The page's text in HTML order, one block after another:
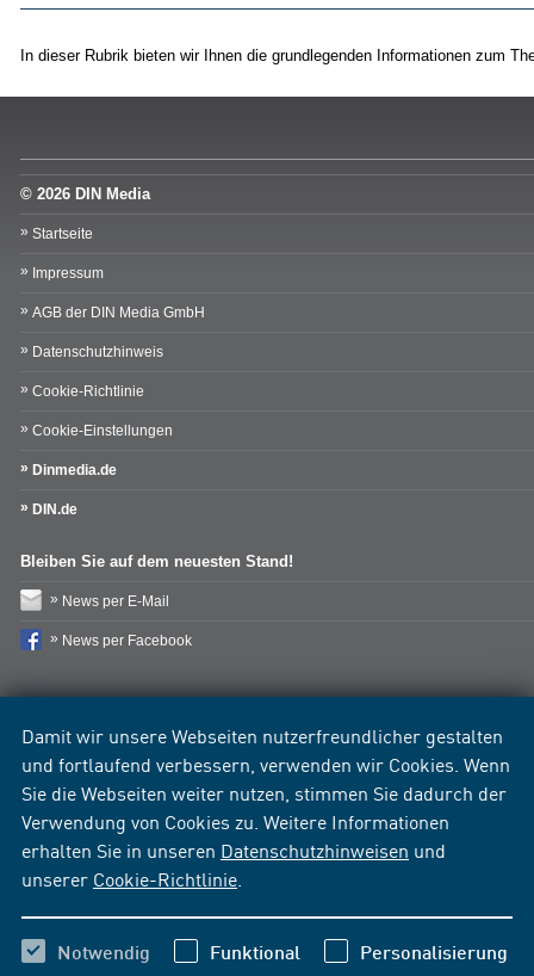
Damit wir unsere Webseiten nutzerfreundlicher gestalten
und fortlaufend verbessern, verwenden wir Cookies. Wenn
Sie die Webseiten weiter nutzen, stimmen Sie dadurch der
Verwendung von Cookies zu. Weitere Informationen
erhalten Sie in unseren Datenschutzhinweisen und
unserer Cookie-Richtlinie
Notwendig Funktional Personalisierung
In dieser Rubrik bieten wir Ihnen die grundlegenden Informationen zum
© 2026 DIN Media
Startseite
Impressum
AGB der DIN Media GmbH
Datenschutzhinweis
Cookie-Richtlinie
Cookie-Einstellungen
Dinmedia.de
DIN.de
Bleiben Sie auf dem neuesten Stand!
News per E-Mail
News per Facebook